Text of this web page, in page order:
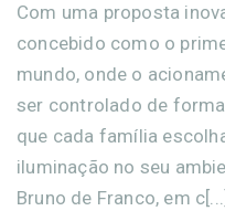
Com uma proposta
concebido como o
mundo, onde o
ser controlado de
que cada família
iluminação no seu
Bruno de Franco, em c[...]